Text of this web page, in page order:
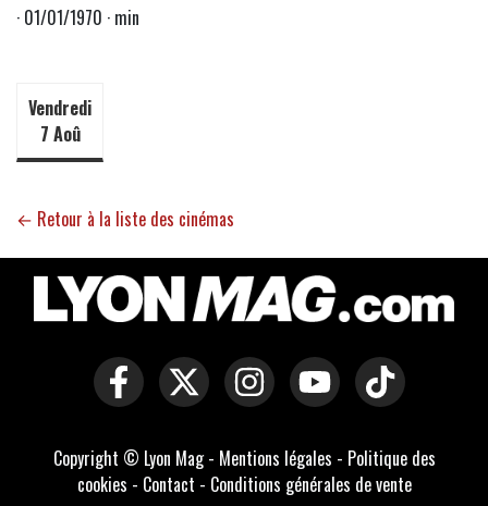
· 01/01/1970 · min
Vendredi
7 Aoû
← Retour à la liste des cinémas
Copyright © Lyon Mag - Mentions légales - Politique des
cookies - Contact - Conditions générales de vente